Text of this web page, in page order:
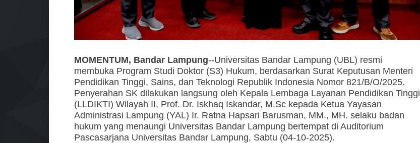
MOMENTUM, Bandar Lampung--Universitas Bandar Lampung (UBL) resmi
membuka Program Studi Doktor (S3) Hukum, berdasarkan Surat Keputusan Menteri
Pendidikan Tinggi, Sains, dan Teknologi Republik Indonesia Nomor 821/B/O/2025.
Penyerahan SK dilakukan langsung oleh Kepala Lembaga Layanan Pendidikan Tinggi
(LLDIKTI) Wilayah II, Prof. Dr. Iskhaq Iskandar, M.Sc kepada Ketua Yayasan
Administrasi Lampung (YAL) Ir. Ratna Hapsari Barusman, MM., ΜΗ. selaku badan
hukum yang menaungi Universitas Bandar Lampung bertempat di Auditorium
Pascasarjana Universitas Bandar Lampung, Sabtu (04-10-2025).